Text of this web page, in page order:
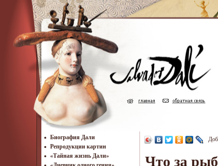
Биография Дали
Репродукции картин
«Тайная жизнь Дали»
Что за